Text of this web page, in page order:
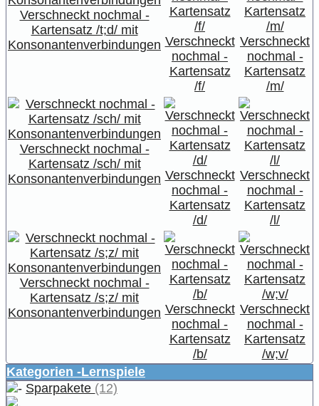
Verschneckt nochmal -
Kartensatz /t;d/ mit
Konsonantenverbindungen Verschneckt
nochmal -
Kartensatz
/f/
Verschneckt
nochmal -
Kartensatz
/m/
Verschneckt nochmal -
Kartensatz /sch/ mit
Konsonantenverbindungen Verschneckt
nochmal -
Kartensatz
/d/
Verschneckt
nochmal -
Kartensatz
/l/
Verschneckt nochmal -
Kartensatz /s;z/ mit
Konsonantenverbindungen Verschneckt
nochmal -
Kartensatz
/b/
Verschneckt
nochmal -
Kartensatz
/w;v/
Kategorien -Lernspiele
Sparpakete (12)